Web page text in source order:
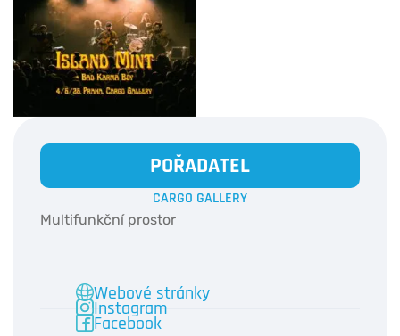
POŘADATEL
CARGO GALLERY
Multifunkční prostor
Webové stránky
Instagram
Facebook